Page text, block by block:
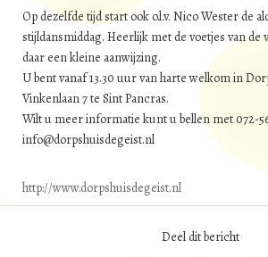
Op dezelfde tijd start ook o.l.v. Nico Wester de
stijldansmiddag. Heerlijk met de voetjes van de
daar een kleine aanwijzing.
U bent vanaf 13.30 uur van harte welkom in
Vinkenlaan 7 te Sint Pancras.
Wilt u meer informatie kunt u bellen met 072-
info@dorpshuisdegeist.nl
http://www.dorpshuisdegeist.nl
Deel dit bericht